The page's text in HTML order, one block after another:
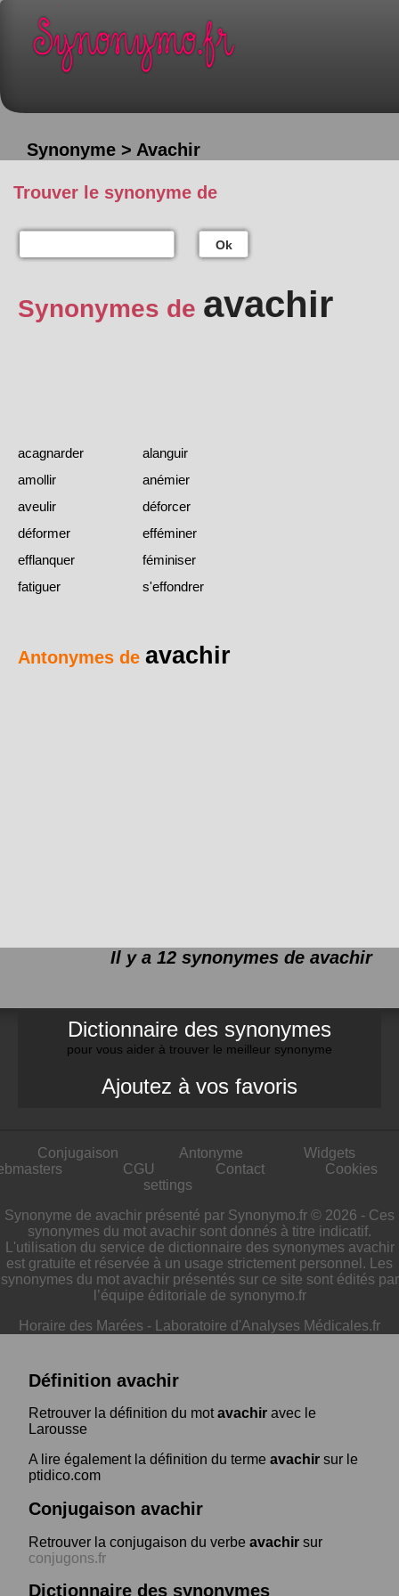
Synonyme > Avachir
Trouver le synonyme de
Ok
Synonymes de avachir
acagnarder
alanguir
amollir
anémier
aveulir
déforcer
déformer
efféminer
efflanquer
féminiser
fatiguer
s'effondrer
Antonymes de avachir
Il y a 12 synonymes de avachir
Dictionnaire des synonymes
pour vous aider à trouver le meilleur synonyme
Ajoutez à vos favoris
Conjugaison Antonyme
Widgets
CGU Contact
Cookies
settings
Synonyme de avachir présenté par Synonymo.fr © 2026 - Ces
synonymes du mot avachir sont donnés à titre indicatif.
L'utilisation du service de dictionnaire des synonymes avachir
est gratuite et réservée à un usage strictement personnel. Les
synonymes du mot avachir présentés sur ce site sont édités par
l’équipe éditoriale de synonymo.fr
Horaire des Marées - Laboratoire d'Analyses Médicales.fr
Définition avachir
Retrouver la définition du motavachir avec le
Larousse
A lire également la définition du terme avachir sur le
ptidico.com
Conjugaison avachir
Retrouver la conjugaison du verbe avachir sur
conjugons.fr
Dictionnaire des synonymes